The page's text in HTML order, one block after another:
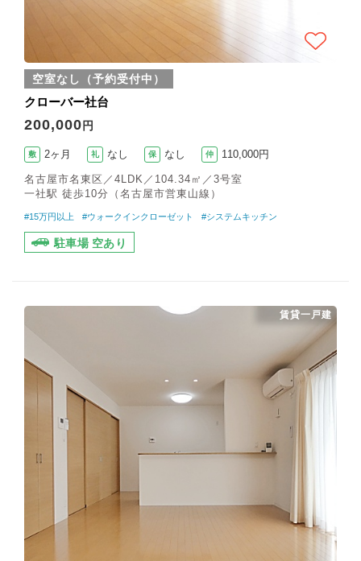
空室なし（予約受付中）
クローバー社台
200,000 円
敷 2ヶ月 礼 なし 保 なし 仲 110,000円
名古屋市名東区／4LDK／104.34㎡／3号室
一社駅 徒歩10分（名古屋市営東山線）
#15万円以上 #ウォークインクローゼット #システムキッチン
駐車場 空あり
賃貸一戸建